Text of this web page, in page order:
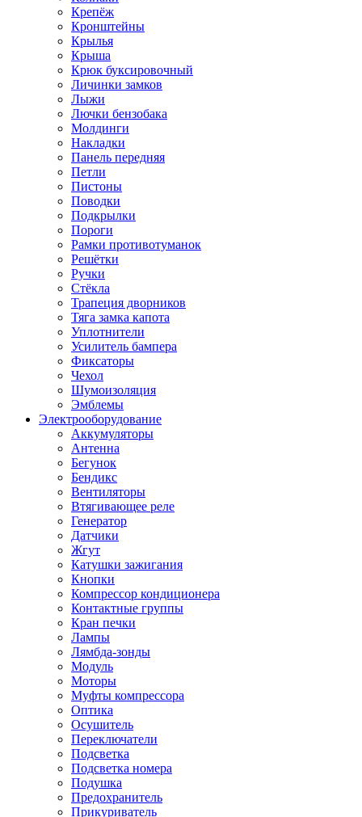
Крепёж
Кронштейны
Крылья
Крыша
Крюк буксировочный
Личинки замков
Лыжи
Лючки бензобака
Молдинги
Накладки
Панель передняя
Петли
Пистоны
Поводки
Подкрылки
Пороги
Рамки противотуманок
Решётки
Ручки
Стёкла
Трапеция дворников
Тяга замка капота
Уплотнители
Усилитель бампера
Фиксаторы
Чехол
Шумоизоляция
Эмблемы
Электрооборудование
Аккумуляторы
Антенна
Бегунок
Бендикс
Вентиляторы
Втягивающее реле
Генератор
Датчики
Жгут
Катушки зажигания
Кнопки
Компрессор кондиционера
Контактные группы
Кран печки
Лампы
Лямбда-зонды
Модуль
Моторы
Муфты компрессора
Оптика
Осушитель
Переключатели
Подсветка
Подсветка номера
Подушка
Предохранитель
Прикуриватель